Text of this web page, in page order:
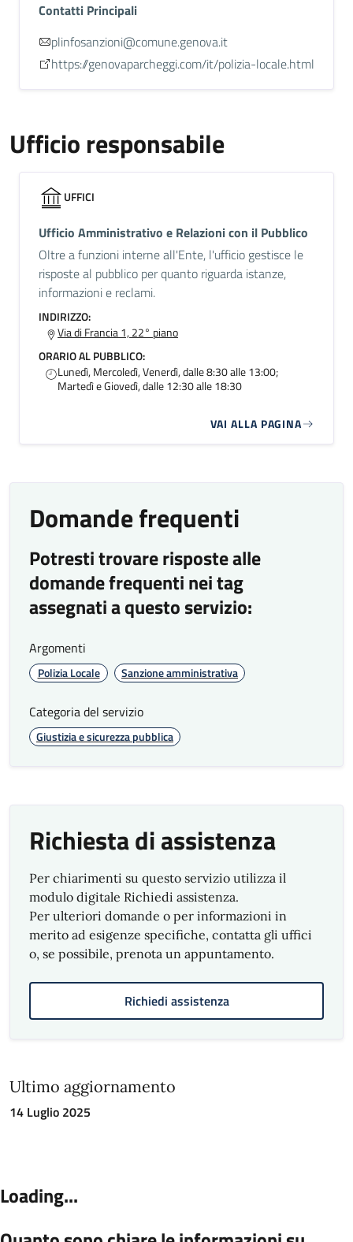
Contatti Principali
plinfosanzioni@comune.genova.it
https://genovaparcheggi.com/it/polizia-locale.html
Ufficio responsabile
UFFICI
Ufficio Amministrativo e Relazioni con il Pubblico
Oltre a funzioni interne all'Ente, l'ufficio gestisce le
risposte al pubblico per quanto riguarda istanze,
informazioni e reclami.
INDIRIZZO:
Via di Francia 1, 22° piano
ORARIO AL PUBBLICO:
Lunedì, Mercoledì, Venerdì, dalle 8:30 alle 13:00;
Martedì e Giovedì, dalle 12:30 alle 18:30
VAI ALLA PAGINA
Domande frequenti
Potresti trovare risposte alle
domande frequenti nei tag
assegnati a questo servizio:
Argomenti
Polizia Locale Sanzione amministrativa
Categoria del servizio
Giustizia e sicurezza pubblica
Richiesta di assistenza
Per chiarimenti su questo servizio utilizza il
modulo digitale Richiedi assistenza.
Per ulteriori domande o per informazioni in
merito ad esigenze specifiche, contatta gli uffici
o, se possibile, prenota un appuntamento.
Richiedi assistenza
Ultimo aggiornamento
14 Luglio 2025